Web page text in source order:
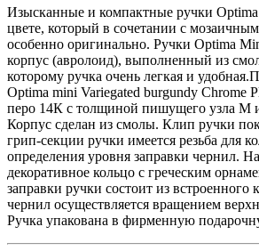
Изысканные и компактные ручки
цвете, который в сочетании с
особенно оригинально. Ручки Optima
корпус (авролоид), выполненный из
которому ручка очень легкая и
Optima mini Variegated burgundy Chrome
перо 14К с толщиной пишущего узла М
Корпус сделан из смолы. Клип ручки
грип-секции ручки имеется резьба для
определения уровня заправки чернил.
декоративное кольцо с греческим
заправки ручки состоит из встроенного
чернил осуществляется вращением
Ручка упакована в фирменную